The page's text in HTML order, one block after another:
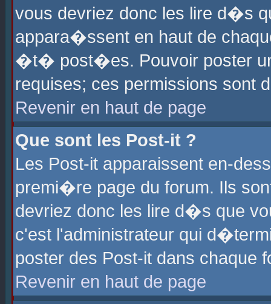
vous devriez donc les lire d�s
appara�ssent en haut de
�t� post�es. Pouvoir poster
requises; ces permissions sont
Revenir en haut de page
Que sont les Post-it ?
Les Post-it apparaissent en-
premi�re page du forum. Ils
devriez donc les lire d�s que
c'est l'administrateur qui
poster des Post-it dans chaque
Revenir en haut de page